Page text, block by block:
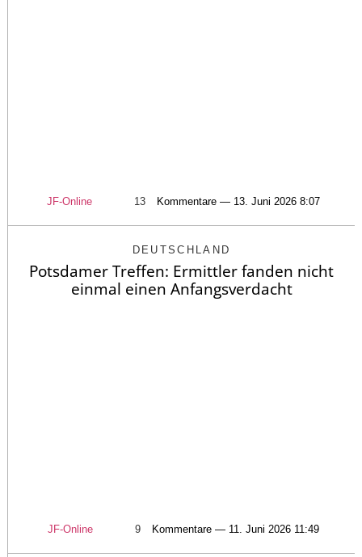
JF-Online 13 Kommentare — 13. Juni 2026 8:07
DEUTSCHLAND
Potsdamer Treffen: Ermittler fanden nicht
einmal einen Anfangsverdacht
JF-Online 9 Kommentare — 11. Juni 2026 11:49